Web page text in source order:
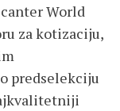
World
za kotizaciju,
predselekciju